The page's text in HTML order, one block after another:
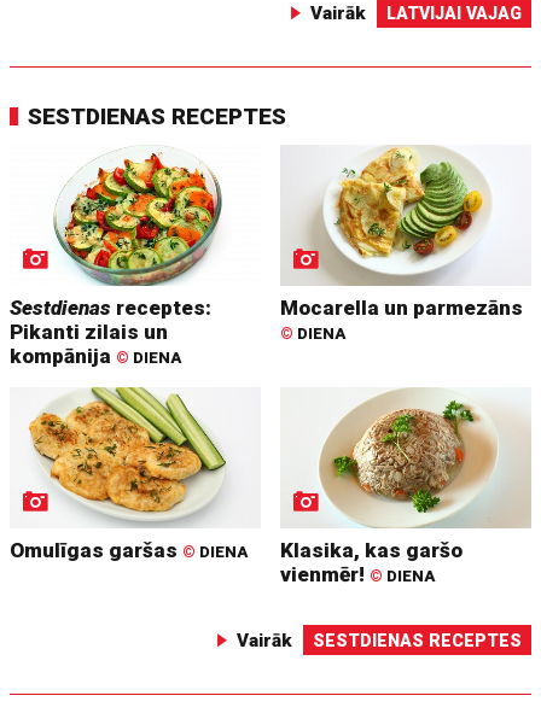
Vairāk LATVIJAI VAJAG
SESTDIENAS RECEPTES
Sestdienas receptes:
Pikanti zilais un
kompānija © DIENA
Mocarella un parmezāns
© DIENA
Omulīgas garšas © DIENA
Klasika, kas garšo
vienmēr! © DIENA
Vairāk SESTDIENAS RECEPTES